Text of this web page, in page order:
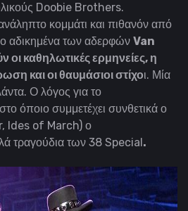
Doobie Brothers.
κομμάτι και πιθανόν από
αδικημένα των αδερφών Van
οι καθηλωτικές ερμηνείες, η
και οι θαυμάσιοι στίχοι. Μία
Ο λόγος για το
στο όποιο συμμετέχει συνθετικά ο
Ides of March) ο
τραγούδια των 38 Special .